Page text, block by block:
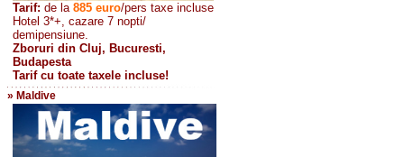
Tarif: de la 885 euro/pers taxe incluse
Hotel 3*+, cazare 7 nopti/
demipensiune.
Zboruri din Cluj, Bucuresti,
Budapesta
Tarif cu toate taxele incluse!
» Maldive